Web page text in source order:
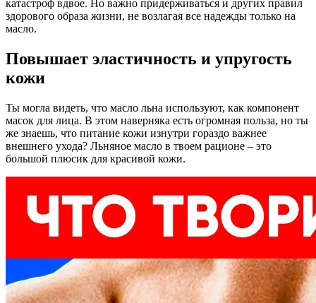
катастроф вдвое. Но важно придерживаться и других правил
здорового образа жизни, не возлагая все надежды только на
масло.
Повышает эластичность и упругость
кожи
Ты могла видеть, что масло льна используют, как компонент
масок для лица. В этом наверняка есть огромная польза, но ты
же знаешь, что питание кожи изнутри гораздо важнее
внешнего ухода? Льняное масло в твоем рационе – это
большой плюсик для красивой кожи.